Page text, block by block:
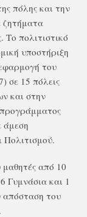
πόλης και την
ζητήματα
Το πολιτιστικό
υποστήριξη
του
σε 15 πόλεις
και στην
άμεση
Πολιτισμού.
από 10
Γυμνάσια και 1
απόσταση του